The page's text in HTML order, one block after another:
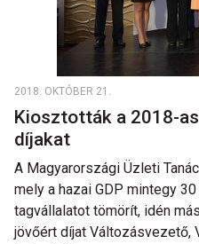
2018. OKTÓBER 21.
Kiosztották a 2018-
díjakat
A Magyarországi Üzleti
mely a hazai GDP mintegy
tagvállalatot tömörít, idén
jövőért díjat Változásvezető,